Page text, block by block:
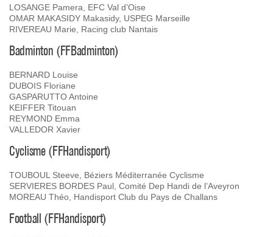
LOSANGE Pamera, EFC Val d’Oise
OMAR MAKASIDY Makasidy, USPEG Marseille
RIVEREAU Marie, Racing club Nantais
Badminton (FFBadminton)
BERNARD Louise
DUBOIS Floriane
GASPARUTTO Antoine
KEIFFER Titouan
REYMOND Emma
VALLEDOR Xavier
Cyclisme (FFHandisport)
TOUBOUL Steeve, Béziers Méditerranée Cyclisme
SERVIERES BORDES Paul, Comité Dep Handi de l’Aveyron
MOREAU Théo, Handisport Club du Pays de Challans
Football (FFHandisport)